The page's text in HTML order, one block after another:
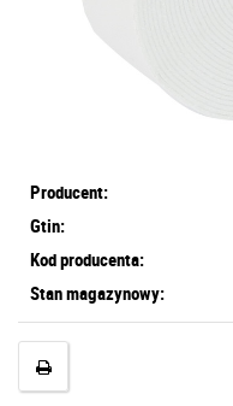
Producent:
Gtin:
Kod producenta:
Stan magazynowy: